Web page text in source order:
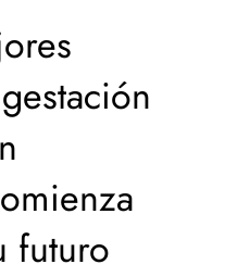
futuro